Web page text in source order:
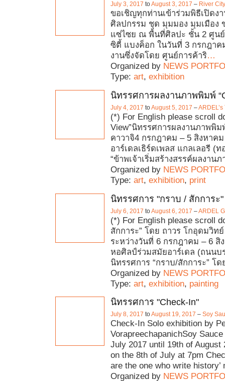
July 3, 2017 toAugust 3, 2017 – River
ขอเชิญทุกท่านเข้าร่วมพิธีเปิดง
ศิลปกรรม ชุด มุมมอง มุมเมือง
แซ่ไซย ณ พื้นที่ศิลปะ ชั้น 2 ศูนย์
ซิตี้ แบงค็อก ในวันที่ 3 กรกฎาค
งานซึ่งจัดโดย ศูนย์การค้าริ…
Organized by NEWS
Type: art, exhibition
นิทรรศการผลงานภาพพิมพ์
July 4, 2017 toAugust 5, 2017 –
(*) For English please scroll
View”นิทรรศการผลงานภาพพิม
คาวาจิ4 กรกฎาคม – 5 สิงหาค
อาร์เดลเธิร์ดเพลส แกลเลอรี (
“ข้าพเจ้าเริ่มสร้างสรรค์ผลงาน
Organized by NEWS
Type: art, exhibition, print
นิทรรศการ "กราบ / สักการะ"
July 6, 2017 toAugust 6, 2017 –ARDEL
(*) For English please scroll
สักการะ” โดย ถาวร โกอุดมวิท
ระหว่างวันที่ 6 กรกฎาคม – 6 สิ
หอศิลป์ร่วมสมัยอาร์เดล (ถนน
นิทรรศการ “กราบ/สักการะ” โด
Organized by NEWS
Type: art, exhibition, painting
นิทรรศการ "Check-In"
July 8, 2017 toAugust 19, 2017 – Soy
Check-In Solo exhibition by
VorapreechapanichSoy
July 2017 until 19th of August
on the 8th of July at 7pm
are the one who write history’
Organized by NEWS